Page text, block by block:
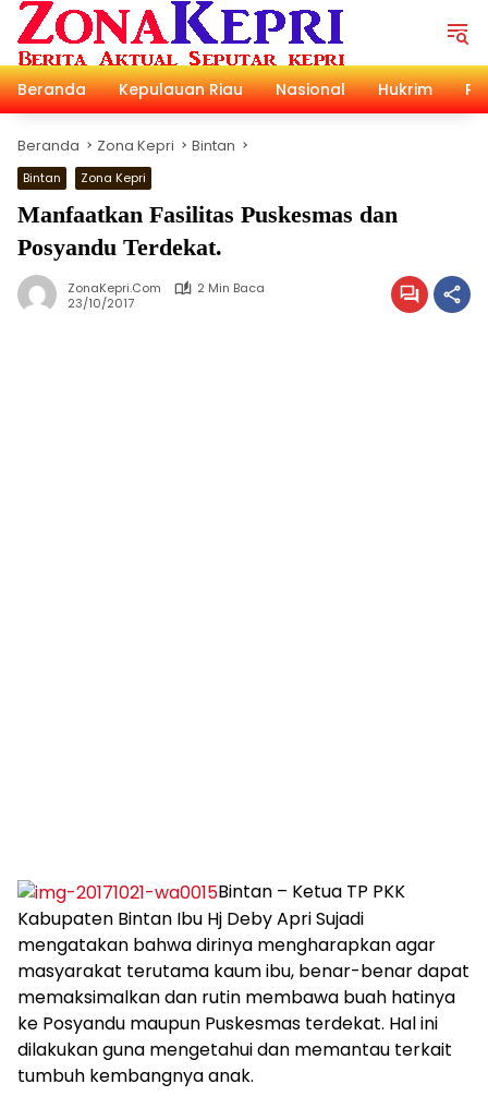
Langsung
konten
Beranda
Kepulauan Riau Nasional Hukrim
Beranda Zona Kepri Bintan
Bintan Zona Kepri
Manfaatkan Fasilitas Puskesmas dan
Posyandu Terdekat.
ZonaKepri.com
2 Min Baca
23/10/2017
Bintan – Ketua TP PKK
Kabupaten Bintan Ibu Hj Deby Apri Sujadi
mengatakan bahwa dirinya mengharapkan agar
masyarakat terutama kaum ibu, benar-benar dapat
memaksimalkan dan rutin membawa buah hatinya
ke Posyandu maupun Puskesmas terdekat. Hal ini
dilakukan guna mengetahui dan memantau terkait
tumbuh kembangnya anak.